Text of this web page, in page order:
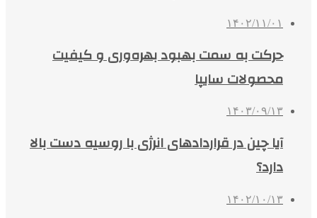
۱۴۰۲/۱۱/۰۱
حرکت به سمت بهبود بهره‌وری و کیفیت
محصولات سایپا
۱۴۰۳/۰۹/۱۳
آیا چین در قراردادهای انرژی با روسیه دست بالا
دارد؟
۱۴۰۲/۱۰/۱۳